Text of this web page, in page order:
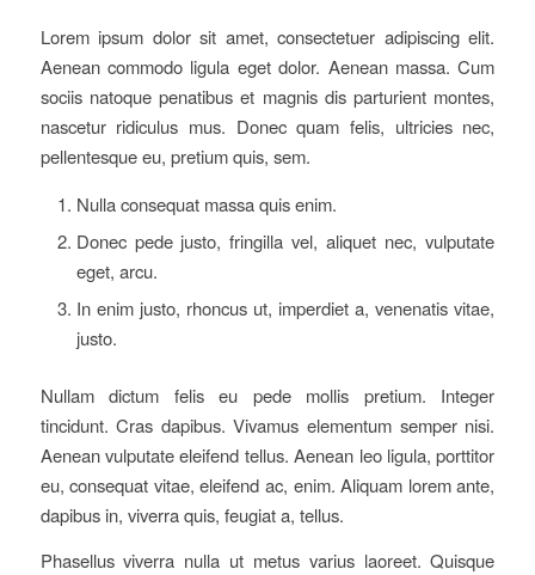
Lorem ipsum dolor sit amet, consectetuer adipiscing elit.
Aenean commodo ligula eget dolor. Aenean massa. Cum
sociis natoque penatibus et magnis dis parturient montes,
nascetur ridiculus mus. Donec quam felis, ultricies nec,
pellentesque eu, pretium quis, sem.
Nulla consequat massa quis enim.
Donec pede justo, fringilla vel, aliquet nec, vulputate
eget, arcu.
In enim justo, rhoncus ut, imperdiet a, venenatis vitae,
justo.
Nullam dictum felis eu pede mollis pretium. Integer
tincidunt. Cras dapibus. Vivamus elementum semper nisi.
Aenean vulputate eleifend tellus. Aenean leo ligula, porttitor
eu, consequat vitae, eleifend ac, enim. Aliquam lorem ante,
dapibus in, viverra quis, feugiat a, tellus.
Phasellus viverra nulla ut metus varius laoreet. Quisque